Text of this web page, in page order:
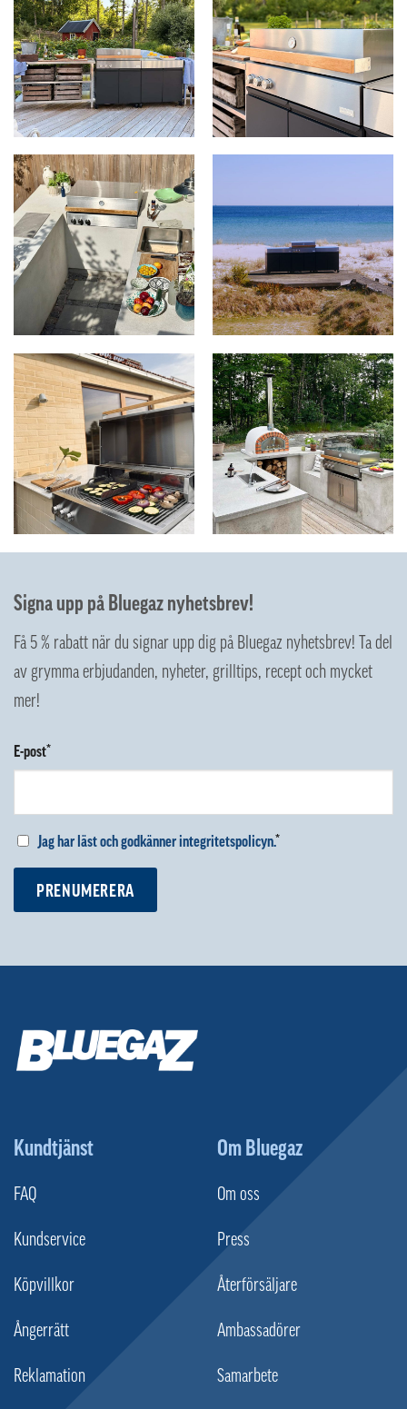
Signa upp på Bluegaz nyhetsbrev!
Få 5 % rabatt när du signar upp dig på Bluegaz nyhetsbrev! Ta del
av grymma erbjudanden, nyheter, grilltips, recept och mycket
mer!
E-post*
Jag har läst och godkänner integritetspolicyn.*
PRENUMERERA
Kundtjänst
FAQ
Kundservice
Köpvillkor
Ångerrätt
Reklamation
Om Bluegaz
Om oss
Press
Återförsäljare
Ambassadörer
Samarbete